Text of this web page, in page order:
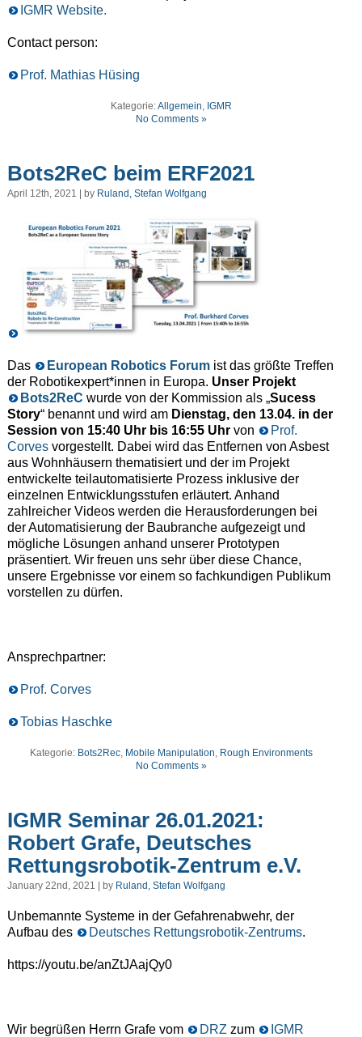
IGMR Website.
Contact person:
Prof. Mathias Hüsing
Kategorie:Allgemein IGMR
No Comments »
Bots2ReC beim ERF2021
April 12th, 2021 | by Ruland, Stefan Wolfgang
Das European Robotics Forumist das größte Treffen
der Robotikexpert*innen in Europa. Unser Projekt
Bots2ReC wurde von der Kommission als „Sucess
Story“ benannt und wird am Dienstag, den 13.04. in der
Session von 15:40 Uhr bis 16:55 Uhrvon
Prof.
Corvesvorgestellt. Dabei wird das Entfernen von Asbest
aus Wohnhäusern thematisiert und der im Projekt
entwickelte teilautomatisierte Prozess inklusive der
einzelnen Entwicklungsstufen erläutert. Anhand
zahlreicher Videos werden die Herausforderungen bei
der Automatisierung der Baubranche aufgezeigt und
mögliche Lösungen anhand unserer Prototypen
präsentiert. Wir freuen uns sehr über diese Chance,
unsere Ergebnisse vor einem so fachkundigen Publikum
vorstellen zu dürfen.
Ansprechpartner:
Prof. Corves
Tobias Haschke
Kategorie: Bots2Rec, Mobile Manipulation Rough Environments
No Comments »
IGMR Seminar 26.01.2021:
Robert Grafe, Deutsches
Rettungsrobotik-Zentrum e.V.
January 22nd, 2021 | by Ruland, Stefan Wolfgang
Unbemannte Systeme in der Gefahrenabwehr, der
Aufbau des
Deutsches Rettungsrobotik-Zentrums.
https://youtu.be/anZtJAajQy0
Wir begrüßen Herrn Grafe vom DRZ zum
IGMR